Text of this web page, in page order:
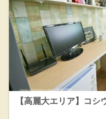
【高麗大エリア】コシ